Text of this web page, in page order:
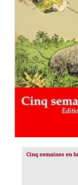
AJOUTER AU
Cinq semaines en